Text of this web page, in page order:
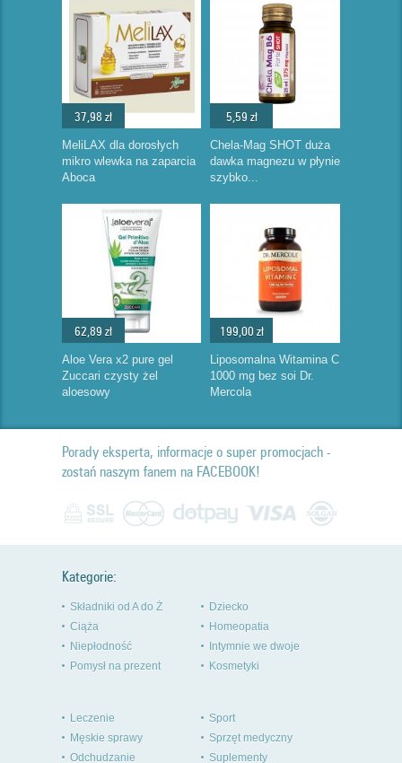
37,98 zł
MeliLAX dla dorosłych
mikro wlewka na zaparcia
Aboca
5,59 zł
Chela-Mag SHOT duża
dawka magnezu w płynie
szybko...
62,89 zł
Aloe Vera x2 pure gel
Zuccari czysty żel
aloesowy
199,00 zł
Liposomalna Witamina C
1000 mg bez soi Dr.
Mercola
Porady eksperta, informacje o super promocjach -
zostań naszym fanem na FACEBOOK!
Kategorie:
Składniki od A do Ż
Ciąża
Niepłodność
Pomysł na prezent
Dziecko
Homeopatia
Intymnie we dwoje
Kosmetyki
Leczenie
Męskie sprawy
Odchudzanie
Sport
Sprzęt medyczny
Suplementy